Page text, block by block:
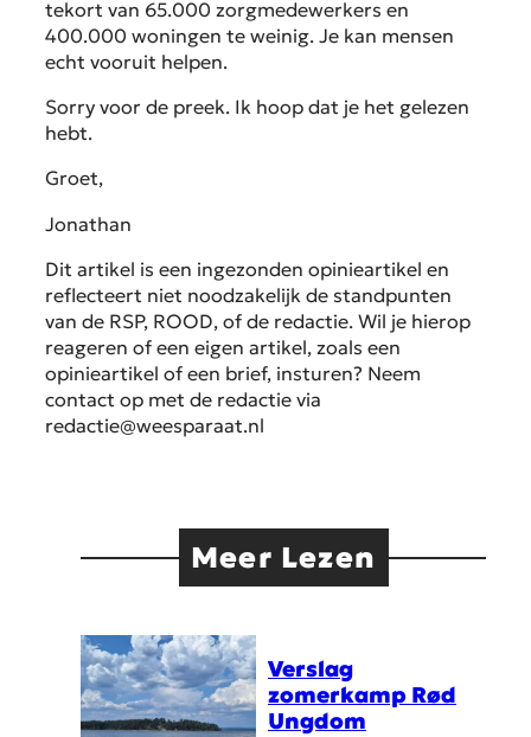
tekort van 65.000 zorgmedewerkers en
400.000 woningen te weinig. Je kan mensen
echt vooruit helpen.
Sorry voor de preek. Ik hoop dat je het gelezen
hebt.
Groet,
Jonathan
Dit artikel is een ingezonden opinieartikel en
reflecteert niet noodzakelijk de standpunten
van de RSP, ROOD, of de redactie. Wil je hierop
reageren of een eigen artikel, zoals een
opinieartikel of een brief, insturen? Neem
contact op met de redactie via
redactie@weesparaat.nl
Meer Lezen
Verslag
zomerkamp Rød
Ungdom